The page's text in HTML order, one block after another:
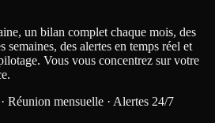
un bilan complet chaque mois, des
semaines, des alertes en temps réel et
Vous vous concentrez sur votre
Réunion mensuelle · Alertes 24/7